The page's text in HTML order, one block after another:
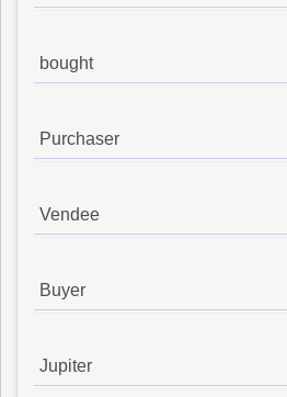
bought
Purchaser
Vendee
Buyer
Jupiter